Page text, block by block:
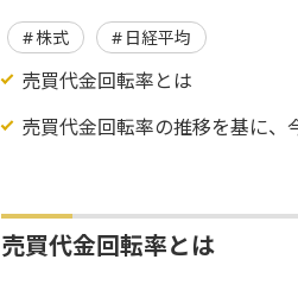
株式 日経平均
売買代金回転率とは
売買代金回転率の推移を基に、
売買代金回転率とは